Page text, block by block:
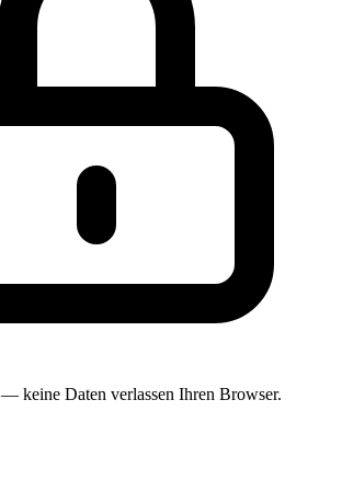
— keine Daten verlassen Ihren Browser.